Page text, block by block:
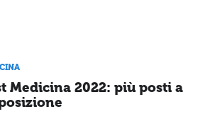
Medicina 2022: più posti a